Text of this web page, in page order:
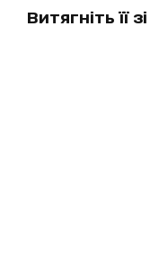
Витягніть її